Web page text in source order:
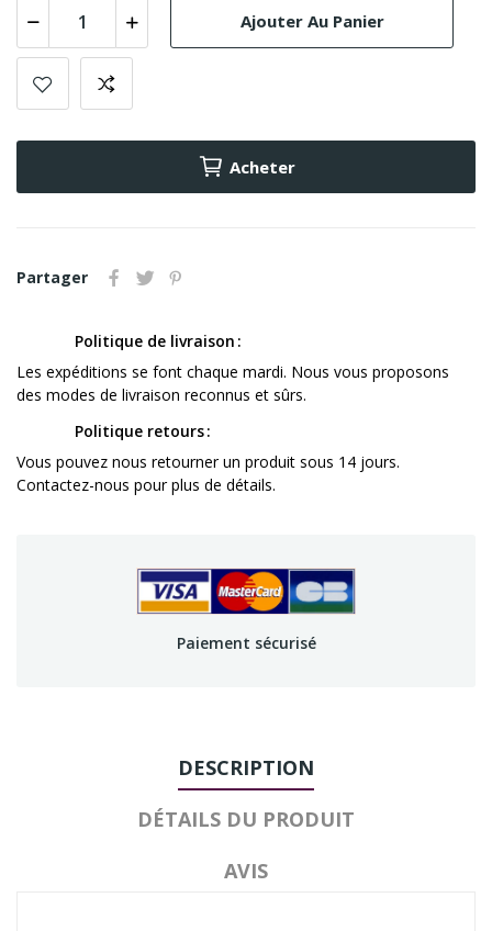
Ajouter Au Panier
Acheter
Partager
Politique de livraison
Les expéditions se font chaque mardi. Nous vous proposons
des modes de livraison reconnus et sûrs.
Politique retours
Vous pouvez nous retourner un produit sous 14 jours.
Contactez-nous pour plus de détails.
Paiement sécurisé
DESCRIPTION
DÉTAILS DU PRODUIT
AVIS